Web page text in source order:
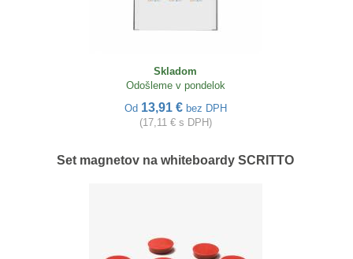
Skladom
Odošleme v pondelok
Od 13,91 € bez DPH
(17,11 € s DPH)
Set magnetov na whiteboardy SCRITTO